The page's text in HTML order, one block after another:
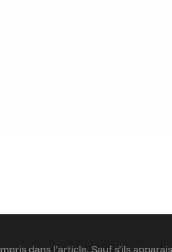
dans l’article. Sauf s’ils